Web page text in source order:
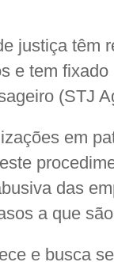
justiça têm
e tem
(STJ
em
das
a que
e busca